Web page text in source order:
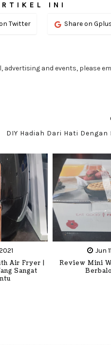
INI
Twitter Share on
advertising and events, please
DIY Hadiah Dari Hati
Air Fryer |
Sangat
Jun
Review Mini